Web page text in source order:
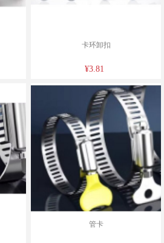
卡环卸扣
¥3.81
管卡